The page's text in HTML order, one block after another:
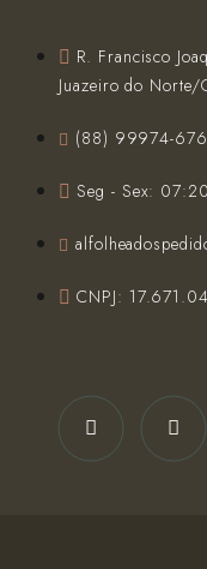
R. Francisco
Juazeiro do Norte/
(‪88) 99974-
Seg - Sex:
CNPJ: